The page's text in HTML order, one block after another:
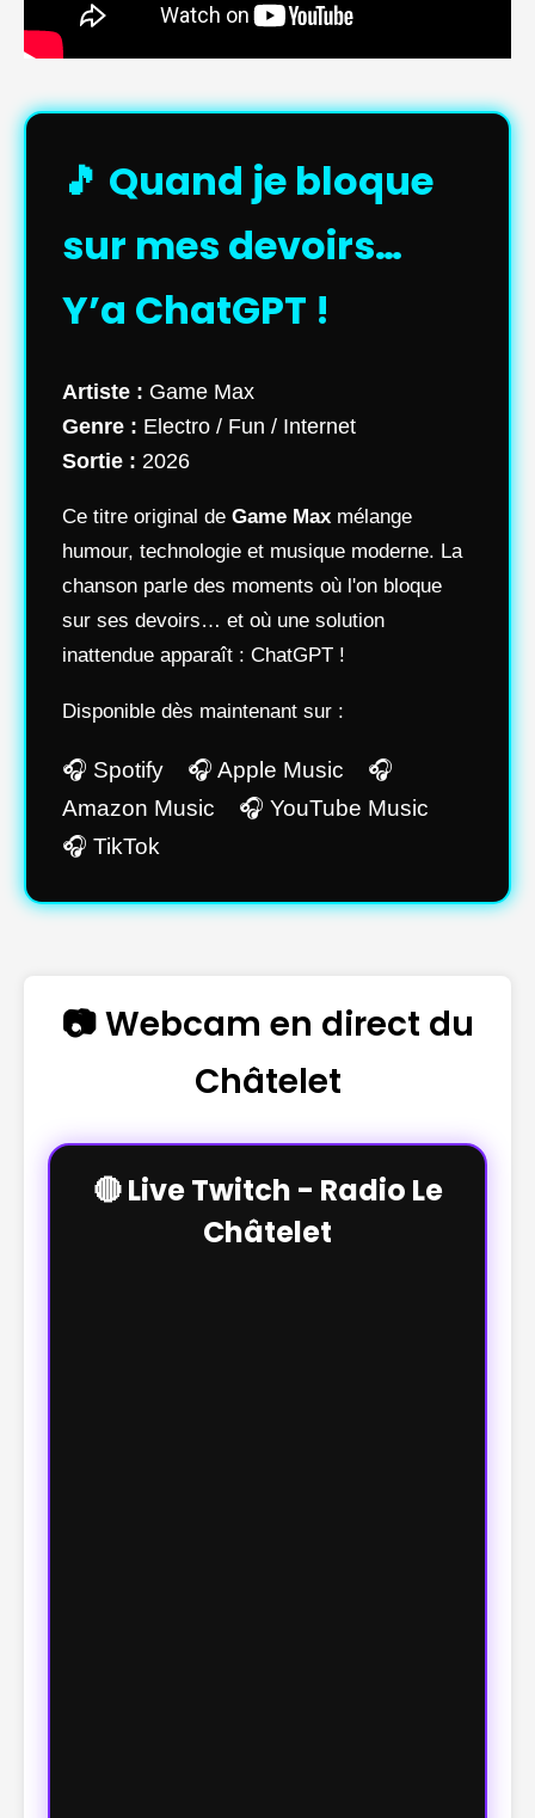
🎵 Quand je bloque
sur mes devoirs…
Y’a ChatGPT !
Artiste : Game Max
Genre : Electro / Fun / Internet
Sortie : 2026
Ce titre original de Game Max mélange
humour, technologie et musique moderne. La
chanson parle des moments où l'on bloque
sur ses devoirs… et où une solution
inattendue apparaît : ChatGPT !
Disponible dès maintenant sur :
🎧 Spotify 🎧 Apple Music 🎧
Amazon Music 🎧 YouTube Music
🎧 TikTok
📷 Webcam en direct du
Châtelet
🔴 Live Twitch - Radio Le
Châtelet